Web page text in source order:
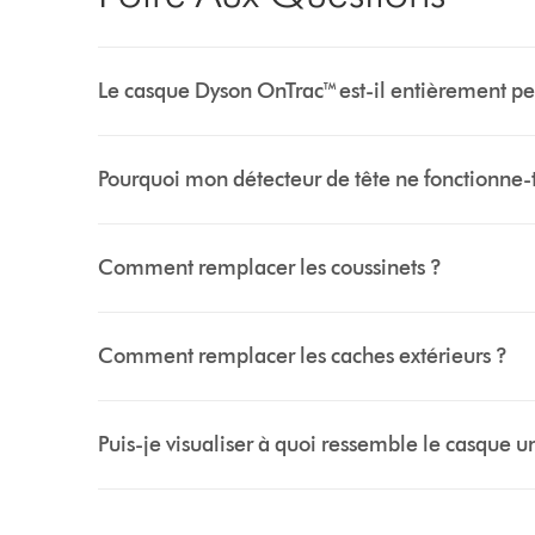
Le casque Dyson OnTrac™ est-il entièrement
Pourquoi mon détecteur de tête ne
Comment remplacer les coussinets ?
Comment remplacer les caches extérieurs ?
Puis-je visualiser à quoi ressemble le casque